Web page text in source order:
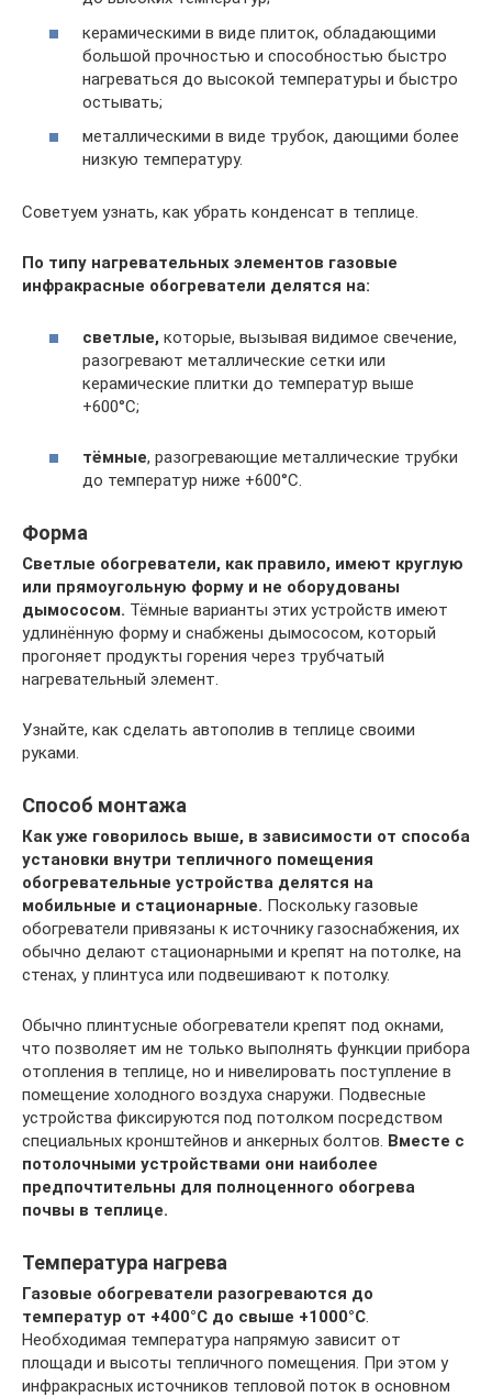
керамическими в виде плиток, обладающими
большой прочностью и способностью быстро
нагреваться до высокой температуры и быстро
остывать;
металлическими в виде трубок, дающими более
низкую температуру.
Советуем узнать, как убрать конденсат в теплице.
По типу нагревательных элементов газовые
инфракрасные обогреватели делятся на:
светлые, которые, вызывая видимое свечение,
разогревают металлические сетки или
керамические плитки до температур выше
+600°С;
тёмные, разогревающие металлические трубки
до температур ниже +600°С.
Форма
Светлые обогреватели, как правило, имеют круглую
или прямоугольную форму и не оборудованы
дымососом. Тёмные варианты этих устройств имеют
удлинённую форму и снабжены дымососом, который
прогоняет продукты горения через трубчатый
нагревательный элемент.
Узнайте, как сделать автополив в теплице своими
руками.
Способ монтажа
Как уже говорилось выше, в зависимости от способа
установки внутри тепличного помещения
обогревательные устройства делятся на
мобильные и стационарные. Поскольку газовые
обогреватели привязаны к источнику газоснабжения, их
обычно делают стационарными и крепят на потолке, на
стенах, у плинтуса или подвешивают к потолку.
Обычно плинтусные обогреватели крепят под окнами,
что позволяет им не только выполнять функции прибора
отопления в теплице, но и нивелировать поступление в
помещение холодного воздуха снаружи. Подвесные
устройства фиксируются под потолком посредством
специальных кронштейнов и анкерных болтов. Вместе с
потолочными устройствами они наиболее
предпочтительны для полноценного обогрева
почвы в теплице.
Температура нагрева
Газовые обогреватели разогреваются до
температур от +400°C до свыше +1000°C.
Необходимая температура напрямую зависит от
площади и высоты тепличного помещения. При этом у
инфракрасных источников тепловой поток в основном